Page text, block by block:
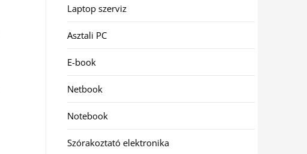
Laptop szerviz
Asztali PC
E-book
Netbook
Notebook
Szórakoztató elektronika